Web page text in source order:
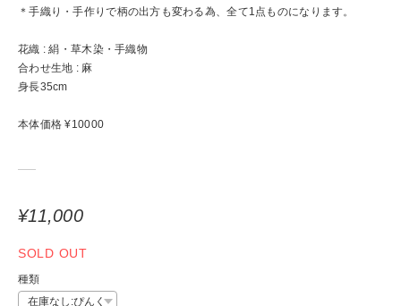
＊手織り・手作りで柄の出方も変わる為、全て1点ものになります。
花織 : 絹・草木染・手織物
合わせ生地 : 麻
身長35cm
本体価格 ¥10000
¥11,000
SOLD OUT
種類